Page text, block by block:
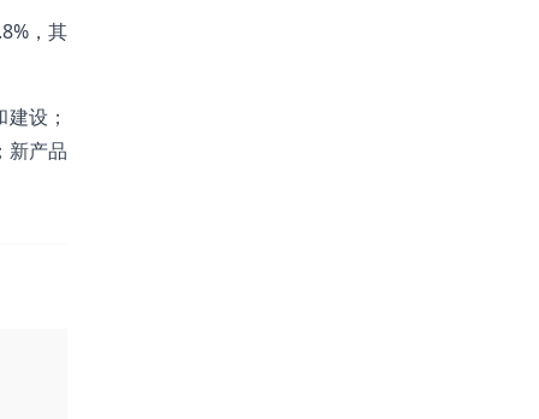
，其
设；
新产品